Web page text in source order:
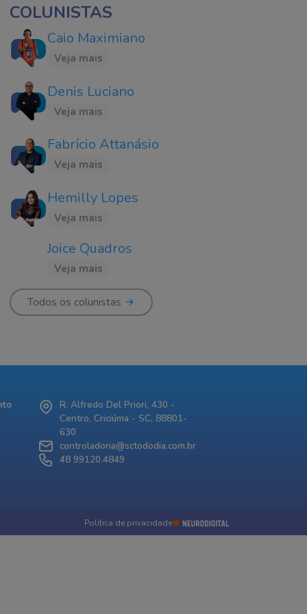
COLUNISTAS
Caio Maximiano
Veja mais
Denis Luciano
Veja mais
Fabrício Attanásio
Veja mais
Hemilly Lopes
Veja mais
Joice Quadros
Veja mais
Todos os colunistas
R. Alfredo Del Priori, 430 -
Centro, Criciúma - SC, 88801-
630
controladoria@sctododia.com.br
48 99120.4849
Política de privacidade